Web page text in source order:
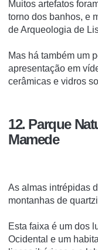
Muitos artefatos
torno dos banhos, e
de Arqueologia de
Mas há também um
apresentação em
cerâmicas e vidros
12. Parque
Mamede
As almas intrépidas
montanhas de
Esta faixa é um dos
Ocidental e um